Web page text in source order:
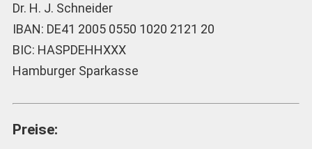
Dr. H. J. Schneider
IBAN: DE41 2005 0550 1020 2121 20
BIC: HASPDEHHXXX
Hamburger Sparkasse
Preise: